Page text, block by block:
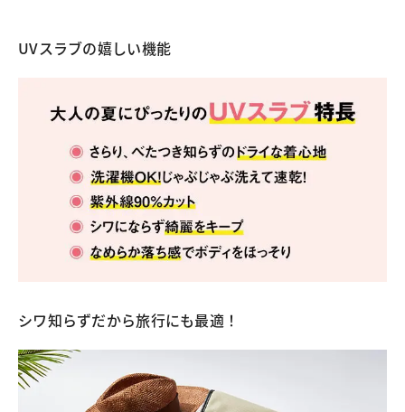
UVスラブの嬉しい機能
シワ知らずだから旅行にも最適！